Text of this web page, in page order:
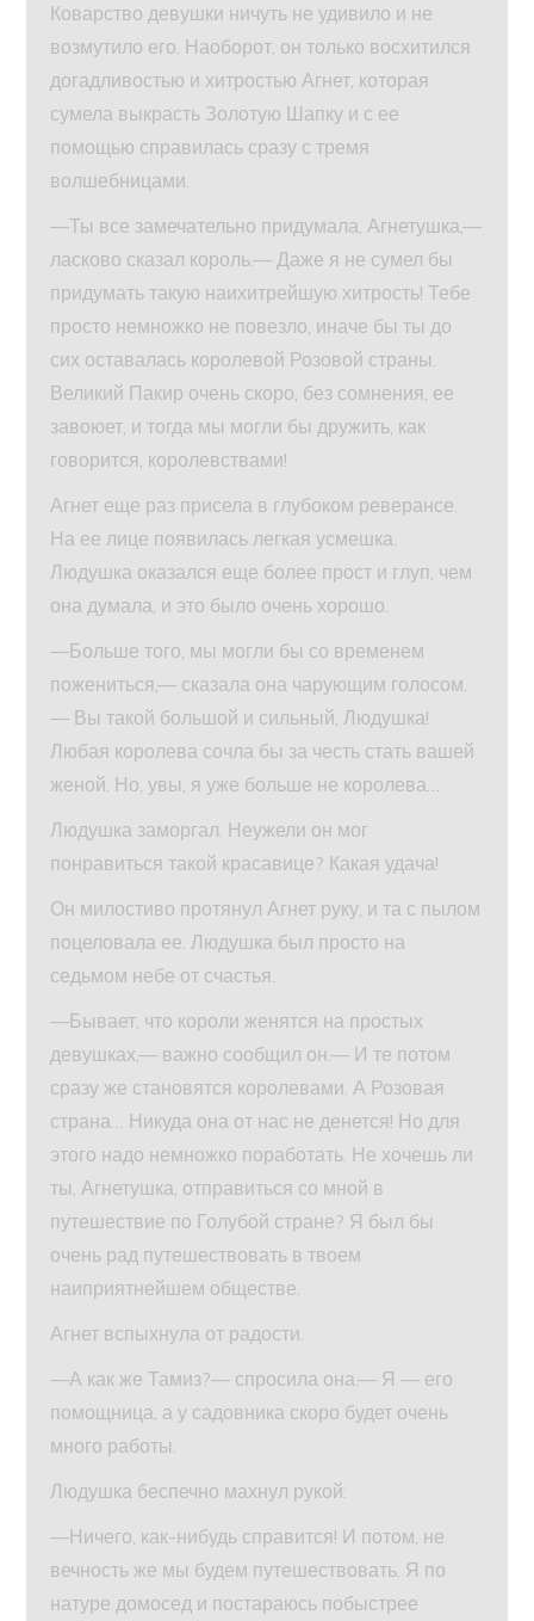
Коварство девушки ничуть не удивило и не
возмутило его. Наоборот, он только восхитился
догадливостью и хитростью Агнет, которая
сумела выкрасть Золотую Шапку и с ее
помощью справилась сразу с тремя
волшебницами.
—Ты все замечательно придумала, Агнетушка,—
ласково сказал король.— Даже я не сумел бы
придумать такую наихитрейшую хитрость! Тебе
просто немножко не повезло, иначе бы ты до
сих оставалась королевой Розовой страны.
Великий Пакир очень скоро, без сомнения, ее
завоюет, и тогда мы могли бы дружить, как
говорится, королевствами!
Агнет еще раз присела в глубоком реверансе.
На ее лице появилась легкая усмешка.
Людушка оказался еще более прост и глуп, чем
она думала, и это было очень хорошо.
—Больше того, мы могли бы со временем
пожениться,— сказала она чарующим голосом.
— Вы такой большой и сильный, Людушка!
Любая королева сочла бы за честь стать вашей
женой. Но, увы, я уже больше не королева…
Людушка заморгал. Неужели он мог
понравиться такой красавице? Какая удача!
Он милостиво протянул Агнет руку, и та с пылом
поцеловала ее. Людушка был просто на
седьмом небе от счастья.
—Бывает, что короли женятся на простых
девушках,— важно сообщил он.— И те потом
сразу же становятся королевами. А Розовая
страна… Никуда она от нас не денется! Но для
этого надо немножко поработать. Не хочешь ли
ты, Агнетушка, отправиться со мной в
путешествие по Голубой стране? Я был бы
очень рад путешествовать в твоем
наиприятнейшем обществе.
Агнет вспыхнула от радости.
—А как же Тамиз?— спросила она.— Я — его
помощница, а у садовника скоро будет очень
много работы.
Людушка беспечно махнул рукой:
—Ничего, как-нибудь справится! И потом, не
вечность же мы будем путешествовать. Я по
натуре домосед и постараюсь побыстрее